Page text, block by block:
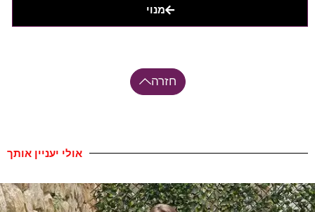
מנוי
חזרה
אולי יעניין אותך